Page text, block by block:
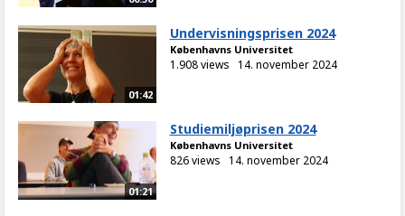
01:42
Undervisningsprisen 2024
Københavns Universitet
1.908 views 14. november 2024
01:21
Studiemiljøprisen 2024
Københavns Universitet
826 views 14. november 2024